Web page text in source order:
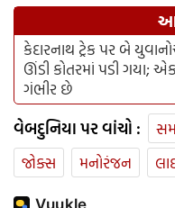
કેદારનાથ ટ્રેક પર બે
ઊંડી કોતરમાં પડી ગયા;
ગંભીર છે
વેબદુનિયા પર વાંચો :
જોક્સ
મનોરંજન